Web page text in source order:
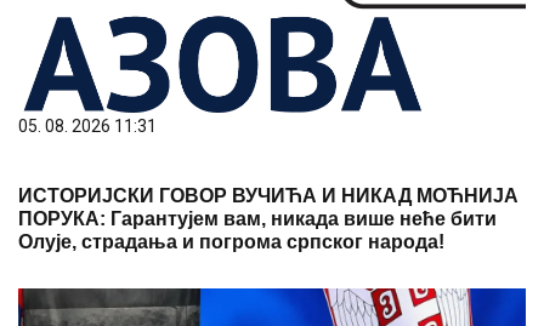
05. 08. 2026 11:31
ИСТОРИЈСКИ ГОВОР ВУЧИЋА И НИКАД МОЋНИЈА
ПОРУКА: Гарантујем вам, никада више неће бити
Олује, страдања и погрома српског народа!